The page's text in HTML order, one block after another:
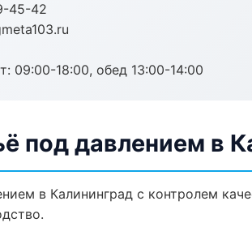
45-42
09:00-18:00, обед 13:00-14:00
под давлением в
в Калининград с контролем